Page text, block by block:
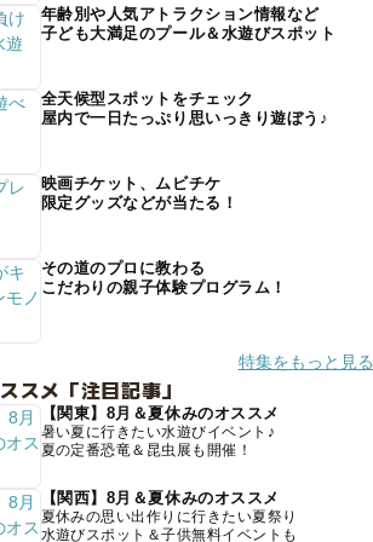
年齢別や人気アトラクション情報など
子ども大満足のプール＆水遊びスポット
全天候型スポットをチェック
屋内で一日たっぷり思いっきり遊ぼう♪
映画チケット、ムビチケ
限定グッズなどが当たる！
その道のプロに教わる
こだわりの親子体験プログラム！
特集をもっと見る
スメ「注目記事」
【関東】8月＆夏休みのオススメ
暑い夏に行きたい水遊びイベント♪
夏の定番恐竜＆昆虫展も開催！
【関西】8月＆夏休みのオススメ
夏休みの思い出作りに行きたい夏祭り
水遊びスポット＆子供無料イベントも